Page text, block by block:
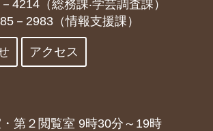
4214（総務課‧学芸調査課）
2983（情報支援課）
アクセス
第２閲覧室 9時30分～19時